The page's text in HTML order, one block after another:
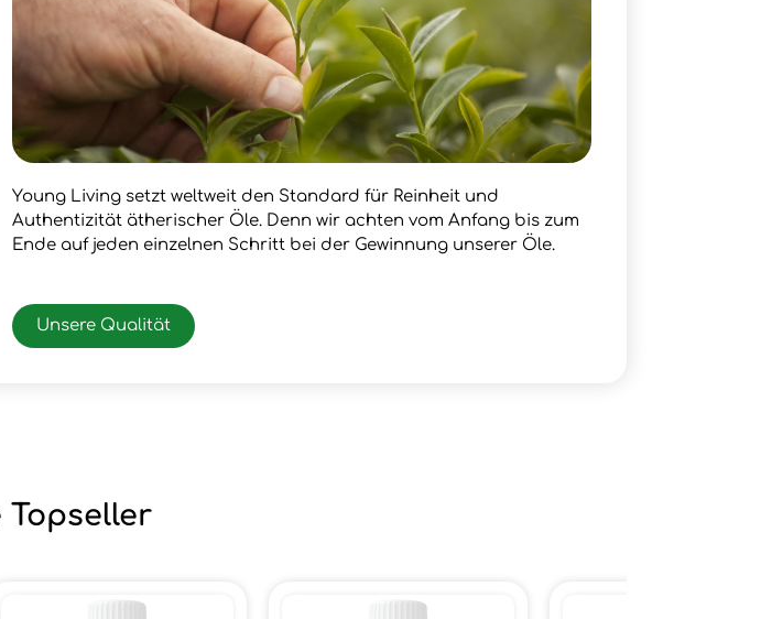
Young Living setzt weltweit den Standard für Reinheit und
Authentizität ätherischer Öle. Denn wir achten vom Anfang bis zum
Ende auf jeden einzelnen Schritt bei der Gewinnung unserer Öle.
Unsere Qualität
Topseller